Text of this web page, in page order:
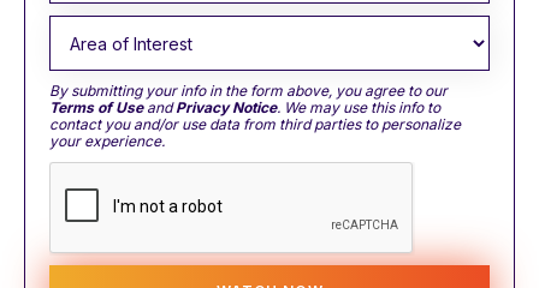
By submitting your info in the form above, you agree to our
Terms of UseandPrivacy Notice. We may use this info to
contact you and/or use data from third parties to personalize
your experience.